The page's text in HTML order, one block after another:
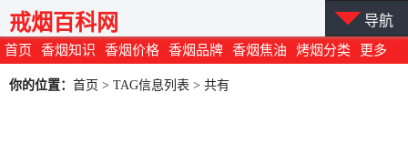
首页 香烟知识 香烟价格 香烟品牌 香烟焦油 烤烟分类 更多
戒烟百科网 导航
你的位置： 首页 > TAG信息列表 > 共有